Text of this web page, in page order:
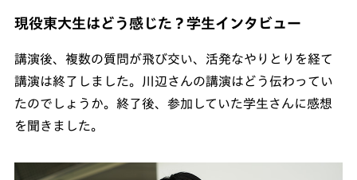
現役東大生はどう感じた？学生インタビュー
講演後、複数の質問が飛び交い、活発なやりとりを経て
講演は終了しました。川辺さんの講演はどう伝わってい
たのでしょうか。終了後、参加していた学生さんに感想
を聞きました。